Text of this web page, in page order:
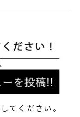
してください。